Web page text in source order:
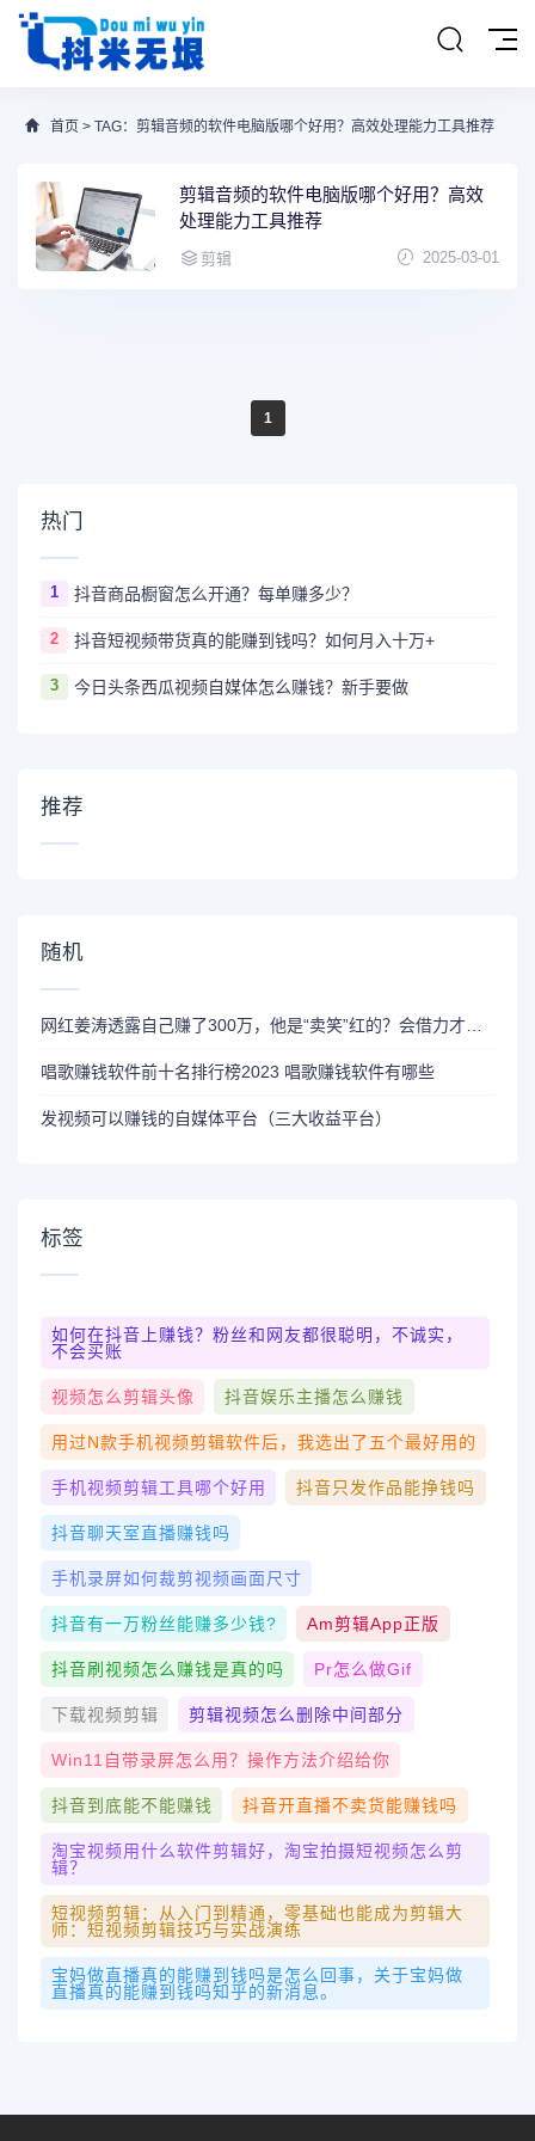
首页 > TAG：剪辑音频的软件电脑版哪个好用？高效处理能力工具推荐
剪辑音频的软件电脑版哪个好用？高效
处理能力工具推荐
剪辑 2025-03-01
1
热门
1 抖音商品橱窗怎么开通？每单赚多少？
2 抖音短视频带货真的能赚到钱吗？如何月入十万+
3 今日头条西瓜视频自媒体怎么赚钱？新手要做
推荐
随机
唱歌赚钱软件前十名排行榜2023 唱歌赚钱软件有哪些
发视频可以赚钱的自媒体平台（三大收益平台）
标签
如何在抖音上赚钱？粉丝和网友都很聪明，不诚实，
不会买账
视频怎么剪辑头像 抖音娱乐主播怎么赚钱
用过N款手机视频剪辑软件后，我选出了五个最好用的
手机视频剪辑工具哪个好用 抖音只发作品能挣钱吗
抖音聊天室直播赚钱吗
手机录屏如何裁剪视频画面尺寸
抖音有一万粉丝能赚多少钱? Am剪辑app正版
抖音刷视频怎么赚钱是真的吗 Pr怎么做gif
下载视频剪辑 剪辑视频怎么删除中间部分
Win11自带录屏怎么用？操作方法介绍给你
抖音到底能不能赚钱 抖音开直播不卖货能赚钱吗
淘宝视频用什么软件剪辑好，淘宝拍摄短视频怎么剪
辑？
短视频剪辑：从入门到精通，零基础也能成为剪辑大
师：短视频剪辑技巧与实战演练
宝妈做直播真的能赚到钱吗是怎么回事，关于宝妈做
直播真的能赚到钱吗知乎的新消息。